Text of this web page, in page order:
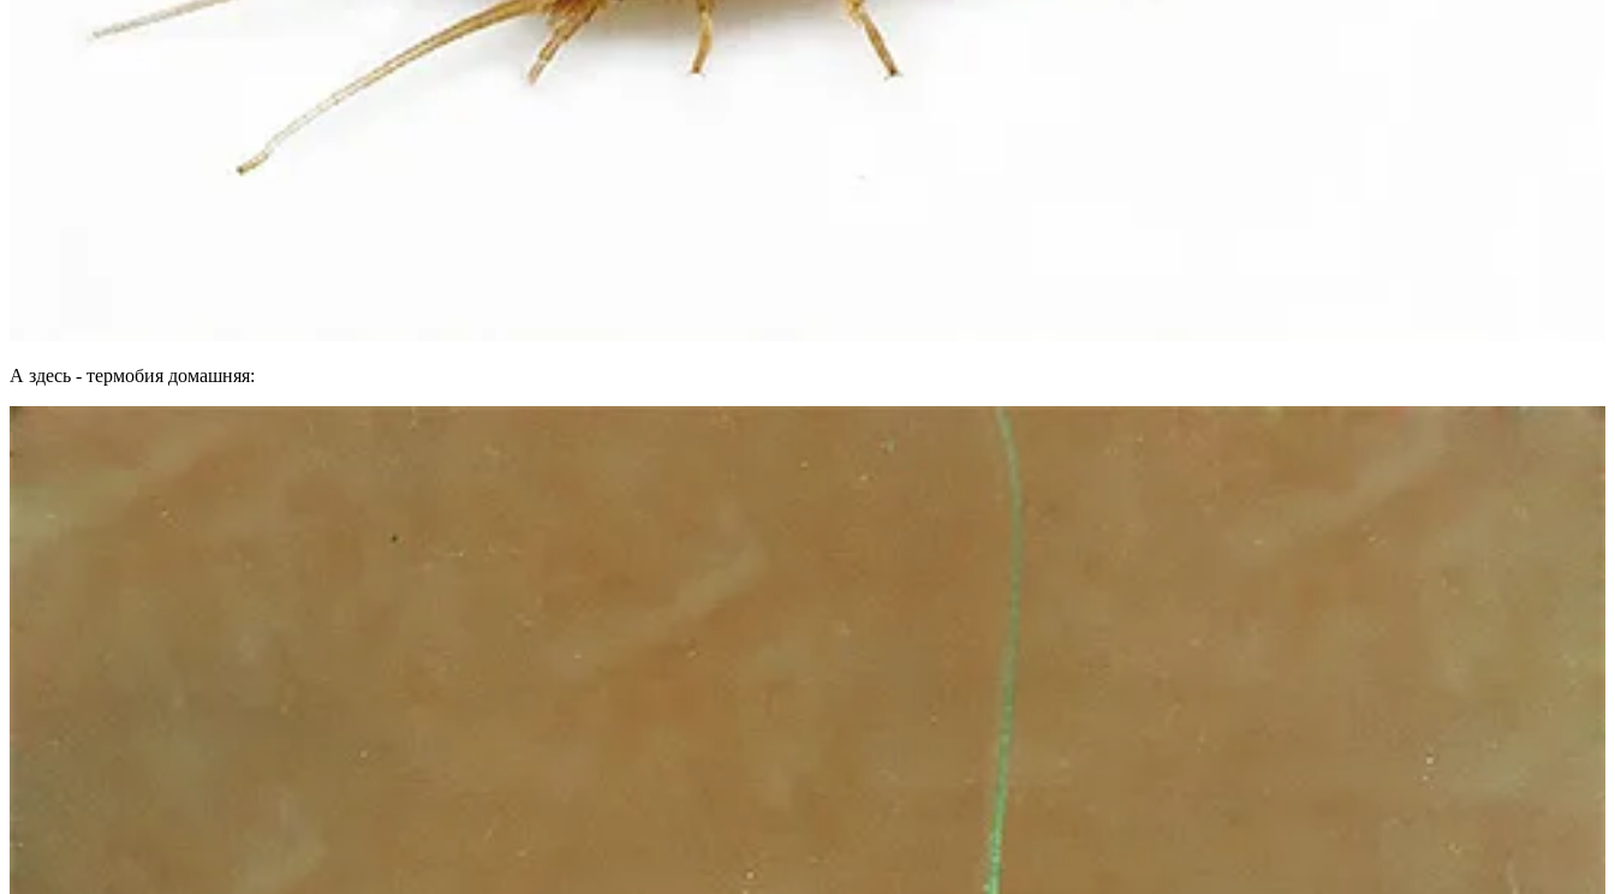
А здесь - термобия домашняя: